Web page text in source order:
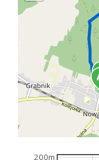
200m